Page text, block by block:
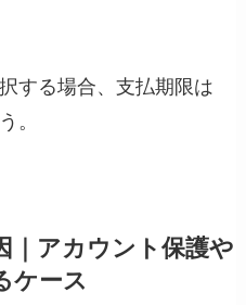
する場合、支払期限は
。
｜アカウント保護や
ケース